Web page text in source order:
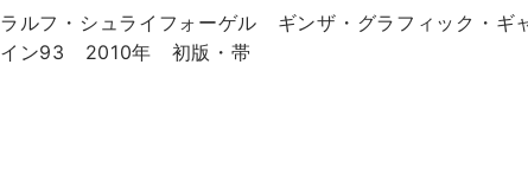
ラルフ・シュライフォーゲル ギンザ・グラフィック・
イン93 2010年 初版・帯